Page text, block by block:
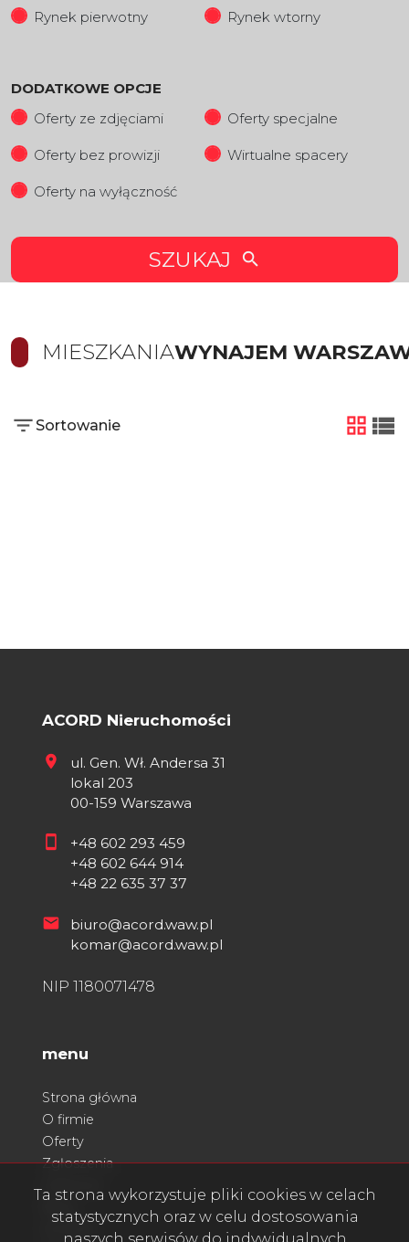
Rynek pierwotny
Rynek wtorny
DODATKOWE OPCJE
Oferty ze zdjęciami
Oferty specjalne
Oferty bez prowizji Wirtualne spacery
Oferty na wyłączność
SZUKAJ
MIESZKANIAWYNAJEM
Sortowanie
tabela
ACORD Nieruchomości
ul. Gen. Wł. Andersa 31
lokal 203
00-159 Warszawa
+48 602 293 459
+48 602 644 914
+48 22 635 37 37
biuro@acord.waw.pl
komar@acord.waw.pl
NIP 1180071478
menu
Strona główna
O firmie
Oferty
Zgłoszenia
Kontakt
Ta strona wykorzystuje pliki cookies w celach
statystycznych oraz w celu dostosowania
naszych serwisów do indywidualnych